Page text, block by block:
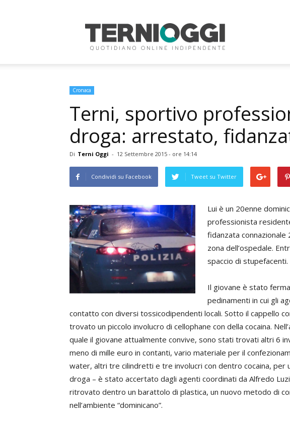
Oggi
Cronaca
Terni, sportivo
droga: arrestato,
Di Terni Oggi - 12 Settembre 2015 - ore 14:14
Condividi su Facebook Tweet su Twitter
Lui è un 20enne
professionista
fidanzata
zona dell’ospedale.
spaccio di stupefacenti.
Il giovane è stato
pedinamenti in cui gli
contatto con diversi tossicodipendenti locali. Sotto il cappello
trovato un piccolo involucro di cellophane con della cocaina.
quale il giovane attualmente convive, sono stati trovati altri 6
meno di mille euro in contanti, vario materiale per il
water, altri tre cilindretti e tre involucri con dentro cocaina, per
droga – è stato accertato dagli agenti coordinati da Alfredo
ritrovato dentro un barattolo di plastica, un nuovo metodo di
nell’ambiente “dominicano”.